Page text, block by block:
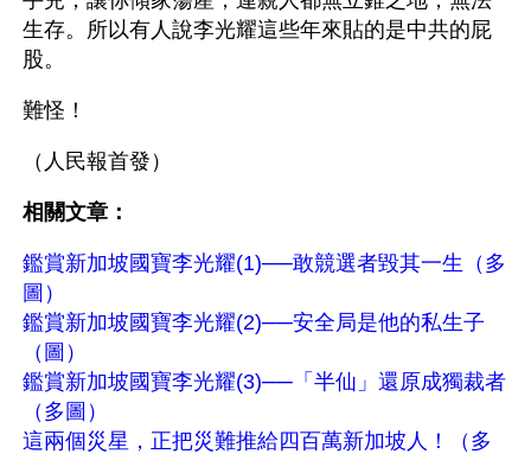
生存。所以有人說李光耀這些年來貼的是中共的屁
股。
難怪！
（人民報首發）
相關文章：
鑑賞新加坡國寶李光耀(1)──敢競選者毀其一生（多
圖）
鑑賞新加坡國寶李光耀(2)──安全局是他的私生子
（圖）
鑑賞新加坡國寶李光耀(3)──「半仙」還原成獨裁者
（多圖）
這兩個災星，正把災難推給四百萬新加坡人！（多